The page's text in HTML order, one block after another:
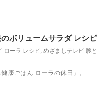
ボリュームサラダ レシピ
ローラ レシピ, めざましテレビ 豚と
康ごはん ローラの休日」。